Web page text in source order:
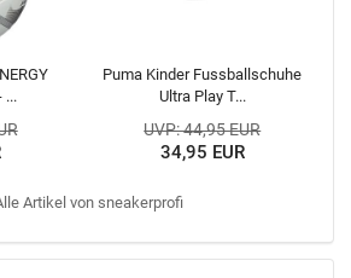
...
Puma Kinder Fussballschuhe
Ultra Play T...
UVP: 44,95 EUR
34,95 EUR
Artikel von sneakerprofi